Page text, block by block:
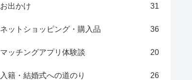
お出かけ 31
ネットショッピング・購入品 36
マッチングアプリ体験談 20
入籍・結婚式への道のり 26